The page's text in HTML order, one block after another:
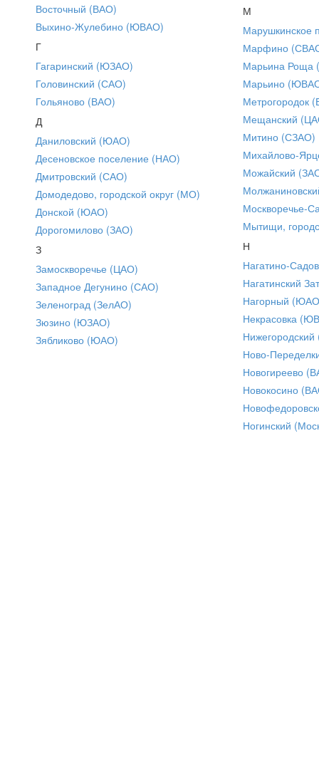
Восточный (ВАО)
Выхино-Жулебино (ЮВАО)
Г
Гагаринский (ЮЗАО)
Головинский (САО)
Гольяново (ВАО)
Д
Даниловский (ЮАО)
Десеновское поселение (НАО)
Дмитровский (САО)
Домодедово, городской округ (МО)
Донской (ЮАО)
Дорогомилово (ЗАО)
З
Замоскворечье (ЦАО)
Западное Дегунино (САО)
Зеленоград (ЗелАО)
Зюзино (ЮЗАО)
Зябликово (ЮАО)
М
Марушкинское
Марфино
Марьина Роща
Марьино
Метрогородок
Мещанский
Митино (СЗАО)
Михайлово-
Можайский
Москворечье-
Мытищи,
Н
Нагатино-
Нагатинский
Нагорный
Некрасовка
Ново-
Новогиреево
Новокосино
Ногинский